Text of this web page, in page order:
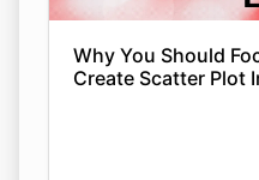
Why You Should
Create Scatter Plot